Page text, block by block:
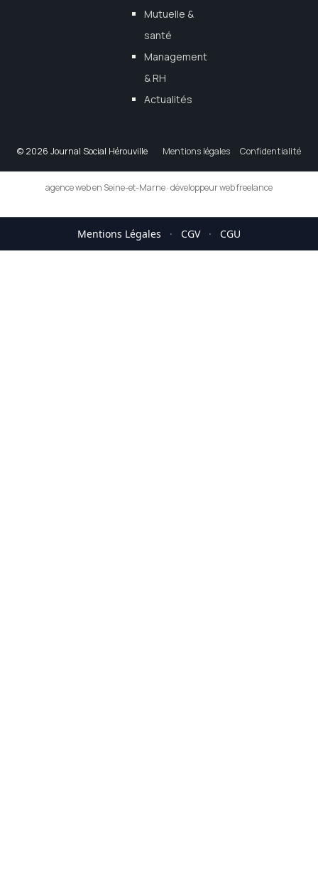
Mutuelle &
santé
Management
& RH
Actualités
© 2026 Journal Social Hérouville Mentions légales Confidentialité
agence web en Seine-et-Marne·développeur web freelance
Mentions Légales · CGV · CGU